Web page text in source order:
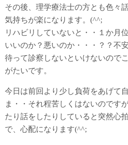
その後、理学療法士の方とも色々
気持ちが楽になります。(^^;
リハビリしていないと・・１か月
いいのか？悪いのか・・・？？不
待って診察しないといけないので
がたいです。
今日は前回より少し負荷をあげて
ま・・それ程苦しくはないのです
たり話をしたりしていると突然心
で、心配になります(^^;